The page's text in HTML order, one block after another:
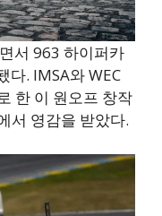
서 963 하이퍼카
다. IMSA와 WEC
한 이 원오프 창작
서 영감을 받았다.